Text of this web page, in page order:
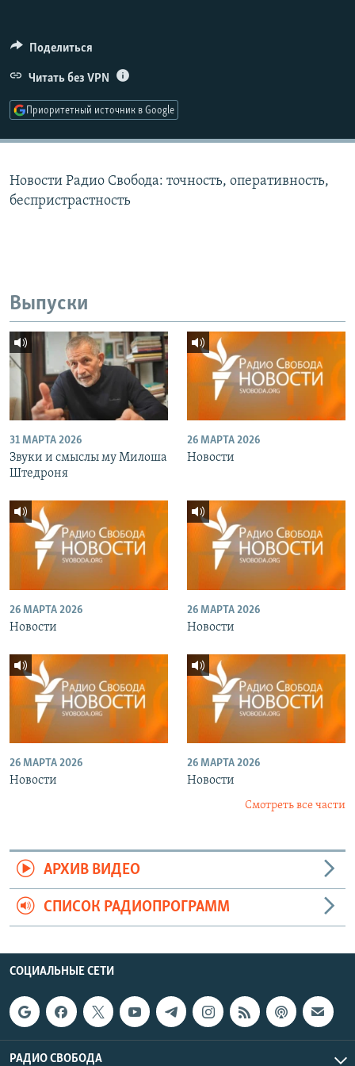
ПОДПИШИТЕСЬ НА РАССЫЛКУ
СОЦИАЛЬНЫЕ СЕТИ
Поделиться
Читать без VPN
Приоритетный источник в Google
Новости Радио Свобода: точность, оперативность,
беспристрастность
Выпуски
31 МАРТА 2026
Звуки и смыслы му Милоша
Штедроня
26 МАРТА 2026
Новости
26 МАРТА 2026
Новости
26 МАРТА 2026
Новости
26 МАРТА 2026
Новости
26 МАРТА 2026
Новости
Смотреть все части
АРХИВ ВИДЕО
СПИСОК РАДИОПРОГРАММ
СОЦИАЛЬНЫЕ СЕТИ
РАДИО СВОБОДА